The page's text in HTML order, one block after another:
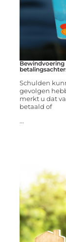
Bewindvoering
Schulden
gevolgen
merkt u dat
betaald of
...